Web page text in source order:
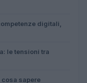
digitali,
le tensioni tra
sapere